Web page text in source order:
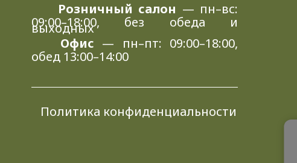
Розничный салон — пн–вс:
09:00–18:00, без обеда и
выходных
Офис — пн–пт: 09:00–18:00,
обед 13:00–14:00
Политика конфиденциальности